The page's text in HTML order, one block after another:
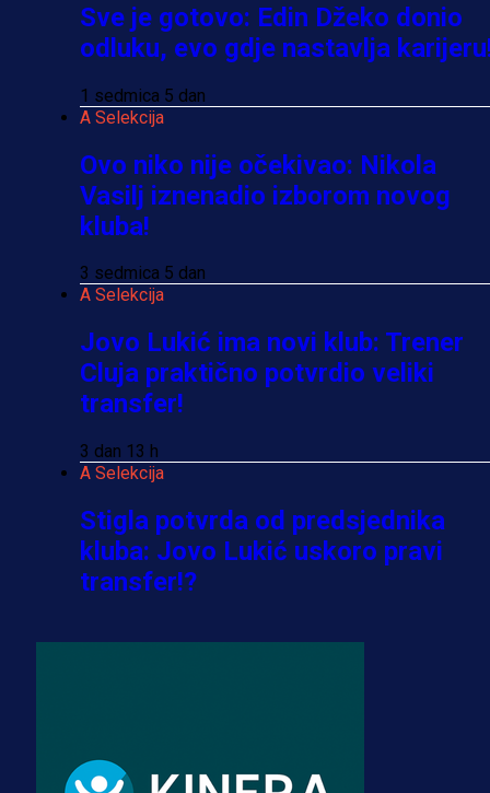
Sve je gotovo: Edin Džeko donio
odluku, evo gdje nastavlja
1 sedmica 5 dan
A Selekcija
Ovo niko nije očekivao: Nikola
Vasilj iznenadio izborom novog
kluba!
3 sedmica 5 dan
A Selekcija
Jovo Lukić ima novi klub: Trener
Cluja praktično potvrdio veliki
transfer!
3 dan 13 h
A Selekcija
Stigla potvrda od predsjednika
kluba: Jovo Lukić uskoro pravi
transfer!?
dres BiH!